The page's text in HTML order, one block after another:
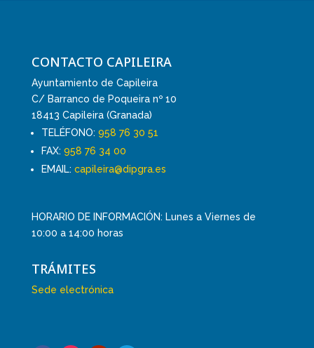
CONTACTO CAPILEIRA
Ayuntamiento de Capileira
C/ Barranco de Poqueira nº 10
18413 Capileira (Granada)
TELÉFONO: 958 76 30 51
FAX: 958 76 34 00
EMAIL: capileira@dipgra.es
HORARIO DE INFORMACIÓN: Lunes a Viernes de
10:00 a 14:00 horas
TRÁMITES
Sede electrónica